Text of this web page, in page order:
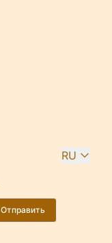
RU
Отправить